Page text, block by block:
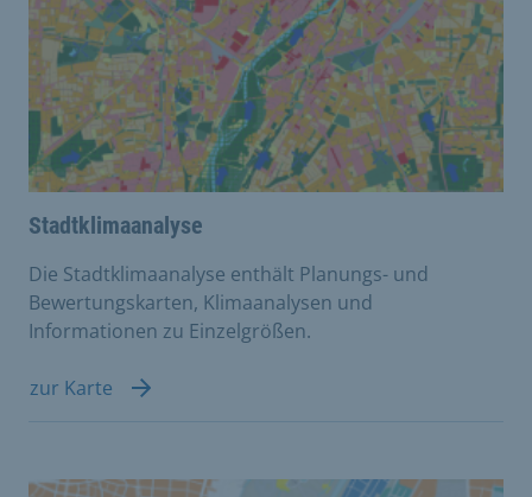
Stadtklimaanalyse
Die Stadtklimaanalyse enthält Planungs- und
Bewertungskarten, Klimaanalysen und
Informationen zu Einzelgrößen.
zur Karte